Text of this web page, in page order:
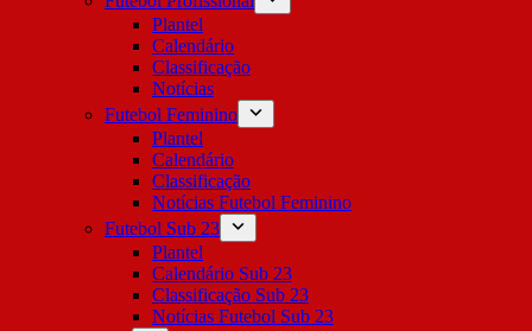
Plantel
Calendário
Classificação
Notícias
Futebol Feminino
Plantel
Calendário
Classificação
Notícias Futebol Feminino
Futebol Sub 23
Plantel
Calendário Sub 23
Classificação Sub 23
Notícias Futebol Sub 23